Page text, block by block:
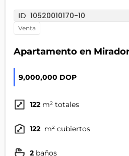
ID 10520010170-10
venta
Apartamento en
9,000,000 DOP
122 m² totales
122 m² cubiertos
2 baños